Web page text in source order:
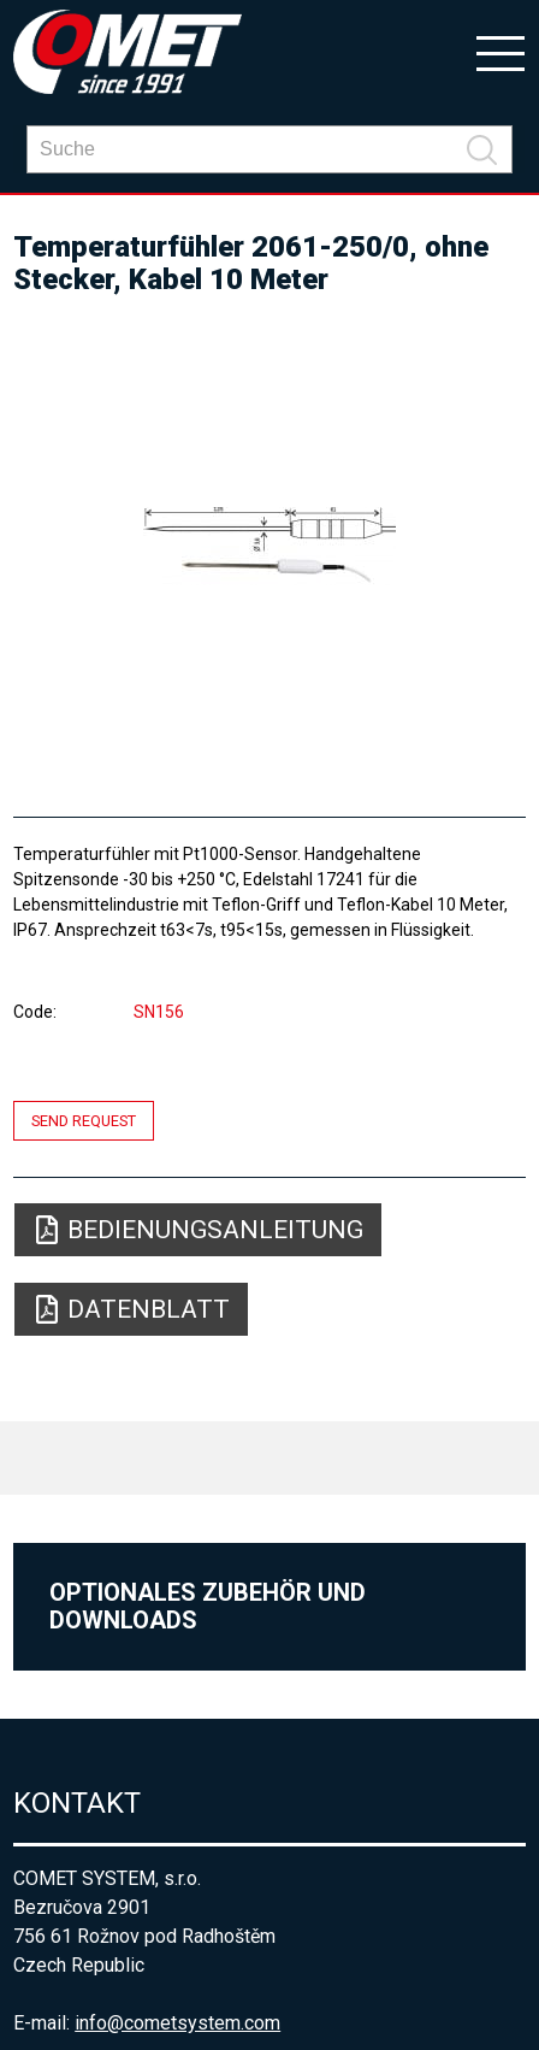
Temperaturfühler 2061-250/0, ohne
Stecker, Kabel 10 Meter
Temperaturfühler mit Pt1000-Sensor. Handgehaltene
Spitzensonde -30 bis +250 °C, Edelstahl 17241 für die
Lebensmittelindustrie mit Teflon-Griff und Teflon-Kabel 10 Meter,
IP67. Ansprechzeit t63<7s, t95<15s, gemessen in Flüssigkeit.
Code SN156
SEND REQUEST
BEDIENUNGSANLEITUNG
DATENBLATT
OPTIONALES ZUBEHÖR UND
DOWNLOADS
KONTAKT
COMET SYSTEM, s.r.o.
Bezručova 2901
756 61 Rožnov pod Radhoštěm
Czech Republic
E-mail: info@cometsystem.com